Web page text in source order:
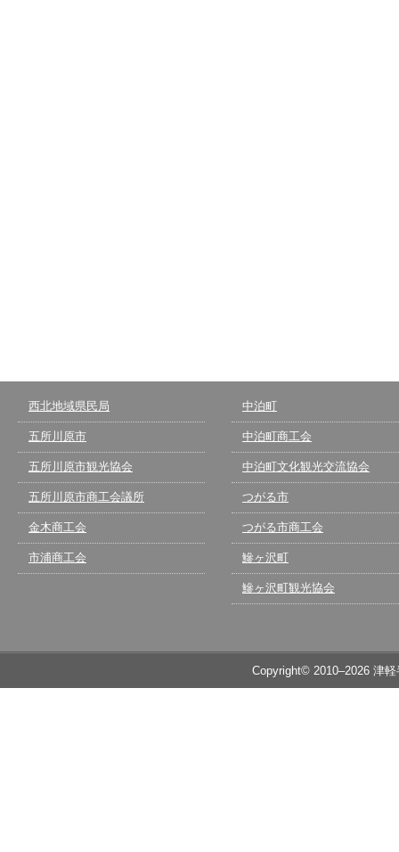
西北地域県民局
五所川原市
五所川原市観光協会
五所川原市商工会議所
金木商工会
市浦商工会
中泊町
中泊町商工会
中泊町文化観光交流協会
つがる市
つがる市商工会
鰺ヶ沢町
鰺ヶ沢町観光協会
Copyright© 2010–2026 津